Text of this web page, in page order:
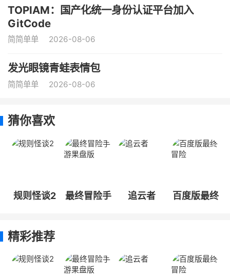
TOPIAM：国产化统一身份认证平台加入
GitCode
简简单单 2026-08-06
发光眼镜青蛙表情包
简简单单 2026-08-06
猜你喜欢
规则怪谈2
最终冒险手
追云者
百度版最终
精彩推荐